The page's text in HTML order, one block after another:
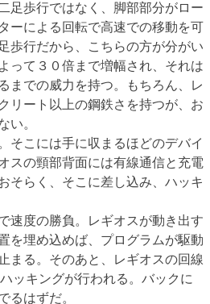
足歩行ではなく、脚部部分がロー
ーによる回転で高速での移動を可
歩行だから、こちらの方が分がい
って３０倍まで増幅され、それは
までの威力を持つ。もちろん、レ
リート以上の鋼鉄さを持つが、お
い。
そこには手に収まるほどのデバイ
スの頸部背面には有線通信と充電
そらく、そこに差し込み、ハッキ
速度の勝負。レギオスが動き出す
を埋め込めば、プログラムが駆動
まる。そのあと、レギオスの回線
ッキングが行われる。バックに
るはずだ。